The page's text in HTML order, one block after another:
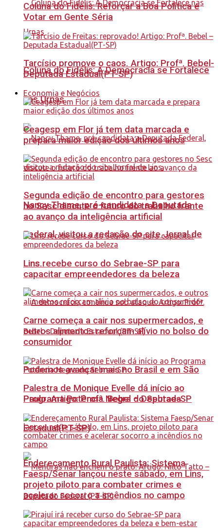
Coluna do Fidélis: A Democracia se Fortalece
nas Urnas
Nancy Thame, pré-candidata a Deputada
Federal, visitou a redação do site Jornal de
Lins.
Podemos avançar mais no Brasil e em São
Paulo. Artigo: Profª. Bebel – Deputada
Estadual(PT-SP)
Coluna do Fidelis: Reforçar a Boa Política e
Votar em Gente Séria
Tarcísio promove o caos. Artigo: Profª. Bebel-
Deputada Estadual(PT-SP)
Economia e Negócios
Ceagesp em Flor já tem data marcada e
prepara maior edição dos últimos anos
Segunda edição de encontro para gestores
no Sesc discute o futuro do trabalho frente
ao avanço da inteligência artificial
Lins recebe curso do Sebrae-SP para
capacitar empreendedores da beleza
Carne começa a cair nos supermercados, e
outros alimentos reforçam alívio no bolso do
consumidor
Palestra de Monique Evelle dá início ao
Programa Potência Negra do Sebrae-SP
Endereçamento Rural Paulista: Sistema
Faesp/Senar lançou neste sábado, em Lins,
projeto piloto para combater crimes e
acelerar socorro a incêndios no campo